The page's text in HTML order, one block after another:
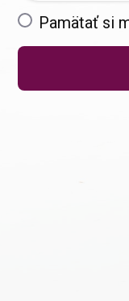
Pamätať si